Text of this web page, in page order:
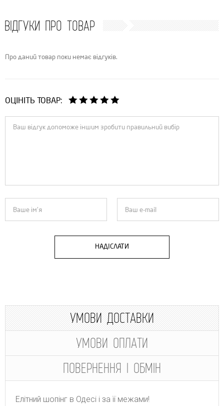
ВІДГУКИ ПРО ТОВАР
Про даний товар поки немає відгуків.
ОЦІНІТЬ ТОВАР:
НАДІСЛАТИ
УМОВИ ДОСТАВКИ
УМОВИ ОПЛАТИ
ПОВЕРНЕННЯ І ОБМІН
Елітний шопінг в Одесі і за її межами!